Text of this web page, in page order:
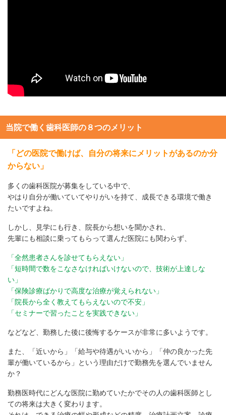
当院で働く歯科医師の８つのメリット
「どの医院で働けば、自分の将来にメリットがあるのか分
からない」
多くの歯科医院が募集をしている中で、
やはり自分が働いていてやりがいを持て、成長できる環境で働き
たいですよね。
しかし、見学にも行き、院長から想いを聞かされ、
先輩にも相談に乗ってもらって選んだ医院にも関わらず、
「全然患者さんを診せてもらえない」
「短時間で数をこなさなければいけないので、技術が上達しな
い」
「保険診療ばかりで高度な治療が覚えられない」
「院長から全く教えてもらえないので不安」
「セミナーで習ったことを実践できない」
などなど、勤務した後に後悔するケースが非常に多いようです。
また、「近いから」「給与や待遇がいいから」「仲の良かった先
輩が働いているから」という理由だけで勤務先を選んでいません
か？
勤務医時代にどんな医院に勤めていたかでその人の歯科医師とし
ての将来は大きく変わります。